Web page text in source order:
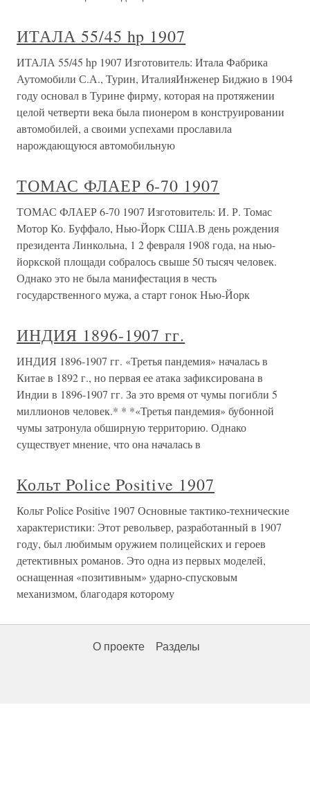
ИТАЛА 55/45 hp 1907
ИТАЛА 55/45 hp 1907 Изготовитель: Итала Фабрика
Аутомобили С.А., Турин, ИталияИнженер Биджио в 1904
году основал в Турине фирму, которая на протяжении
целой четверти века была пионером в конструировании
автомобилей, а своими успехами прославила
нарождающуюся автомобильную
ТОМАС ФЛАЕР 6-70 1907
ТОМАС ФЛАЕР 6-70 1907 Изготовитель: И. Р. Томас
Мотор Ко. Буффало, Нью-Йорк США.В день рождения
президента Линкольна, 1 2 февраля 1908 года, на нью-
йоркской площади собралось свыше 50 тысяч человек.
Однако это не была манифестация в честь
государственного мужа, а старт гонок Нью-Йорк
ИНДИЯ 1896-1907 гг.
ИНДИЯ 1896-1907 гг. «Третья пандемия» началась в
Китае в 1892 г., но первая ее атака зафиксирована в
Индии в 1896-1907 гг. За это время от чумы погибли 5
миллионов человек.* * *«Третья пандемия» бубонной
чумы затронула обширную территорию. Однако
существует мнение, что она началась в
Кольт Police Positive 1907
Кольт Police Positive 1907 Основные тактико-технические
характеристики: Этот револьвер, разработанный в 1907
году, был любимым оружием полицейских и героев
детективных романов. Это одна из первых моделей,
оснащенная «позитивным» ударно-спусковым
механизмом, благодаря которому
О проекте Разделы